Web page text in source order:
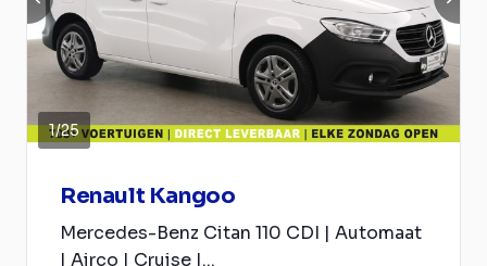
1/25
Renault Kangoo
Mercedes-Benz Citan 110 CDI | Automaat
| Airco | Cruise |...